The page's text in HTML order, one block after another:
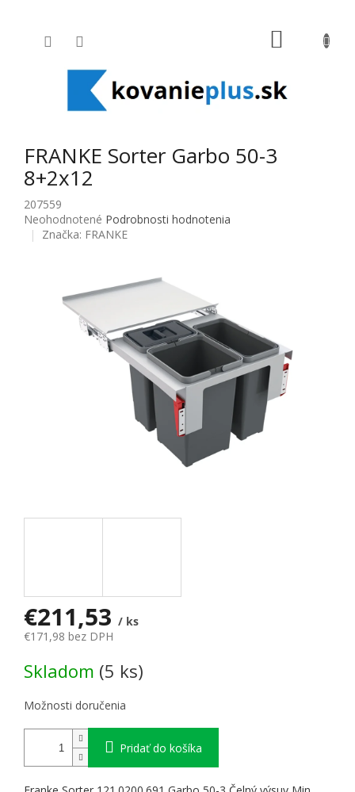
FRANKE Sorter Garbo 50-3
8+2x12
207559
Priemerné hodnotenie produktu je 0,0 z 5 hviezdičiek.
Neohodnotené Podrobnosti hodnotenia
Značka: FRANKE
€211,53 / ks
€171,98 bez DPH
Skladom (5 ks)
Možnosti doručenia
Pridať do košíka